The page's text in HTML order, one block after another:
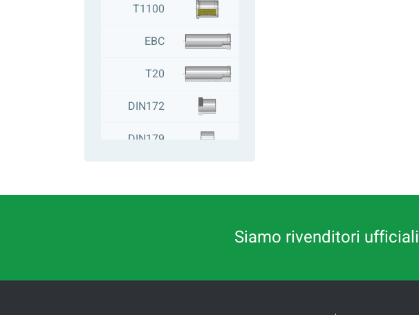
T1100
EBC
T20
DIN172
DIN179
Siamo rivenditori ufficiali